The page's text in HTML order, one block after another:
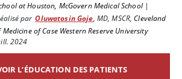
at Houston, McGovern Medical School|
par Oluwatosin Goje, MD, MSCR,Cleveland
of Case Western Reserve University
2024
L’ÉDUCATION DES PATIENTS